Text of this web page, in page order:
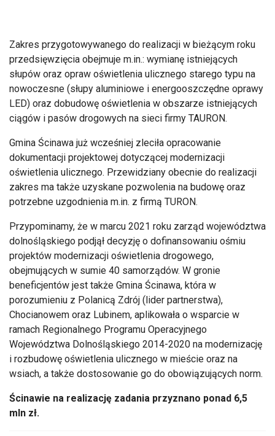
Zakres przygotowywanego do realizacji w bieżącym roku
przedsięwzięcia obejmuje m.in.: wymianę istniejących
słupów oraz opraw oświetlenia ulicznego starego typu na
nowoczesne (słupy aluminiowe i energooszczędne oprawy
LED) oraz dobudowę oświetlenia w obszarze istniejących
ciągów i pasów drogowych na sieci firmy TAURON.
Gmina Ścinawa już wcześniej zleciła opracowanie
dokumentacji projektowej dotyczącej modernizacji
oświetlenia ulicznego. Przewidziany obecnie do realizacji
zakres ma także uzyskane pozwolenia na budowę oraz
potrzebne uzgodnienia m.in. z firmą TURON.
Przypominamy, że w marcu 2021 roku zarząd województwa
dolnośląskiego podjął decyzję o dofinansowaniu ośmiu
projektów modernizacji oświetlenia drogowego,
obejmujących w sumie 40 samorządów. W gronie
beneficjentów jest także Gmina Ścinawa, która w
porozumieniu z Polanicą Zdrój (lider partnerstwa),
Chocianowem oraz Lubinem, aplikowała o wsparcie w
ramach Regionalnego Programu Operacyjnego
Województwa Dolnośląskiego 2014-2020 na modernizację
i rozbudowę oświetlenia ulicznego w mieście oraz na
wsiach, a także dostosowanie go do obowiązujących norm.
Ścinawie na realizację zadania przyznano ponad 6,5
mln zł.